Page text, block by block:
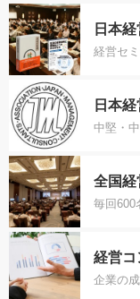
日本
経営セ
日本
中堅・
全国経
毎回600
経営コ
企業の